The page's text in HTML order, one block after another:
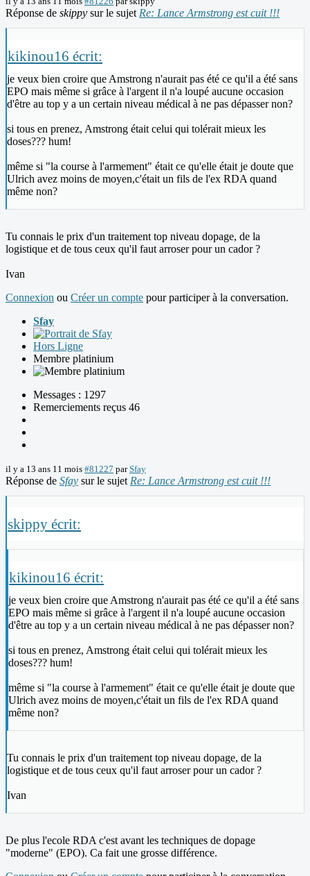
Réponse de skippy sur le sujet Re: Lance Armstrong est cuit !!!
kikinou16 écrit:
je veux bien croire que Amstrong n'aurait pas été ce qu'il a été sans
EPO mais même si grâce à l'argent il n'a loupé aucune occasion
d'être au top y a un certain niveau médical à ne pas dépasser non?
si tous en prenez, Amstrong était celui qui tolérait mieux les
doses??? hum!
même si "la course à l'armement" était ce qu'elle était je doute que
Ulrich avez moins de moyen,c'était un fils de l'ex RDA quand
même non?
Tu connais le prix d'un traitement top niveau dopage, de la
logistique et de tous ceux qu'il faut arroser pour un cador ?
Ivan
Connexion ou Créer un compte pour participer à la conversation.
Sfay
Hors Ligne
Membre platinium
Messages : 1297
Remerciements reçus 46
il y a 13 ans 11 mois #81227 parSfay
Réponse de Sfay sur le sujet Re: Lance Armstrong est cuit !!!
skippy écrit:
kikinou16 écrit:
je veux bien croire que Amstrong n'aurait pas été ce qu'il a été sans
EPO mais même si grâce à l'argent il n'a loupé aucune occasion
d'être au top y a un certain niveau médical à ne pas dépasser non?
si tous en prenez, Amstrong était celui qui tolérait mieux les
doses??? hum!
même si "la course à l'armement" était ce qu'elle était je doute que
Ulrich avez moins de moyen,c'était un fils de l'ex RDA quand
même non?
Tu connais le prix d'un traitement top niveau dopage, de la
logistique et de tous ceux qu'il faut arroser pour un cador ?
Ivan
De plus l'ecole RDA c'est avant les techniques de dopage
"moderne" (EPO). Ca fait une grosse différence.